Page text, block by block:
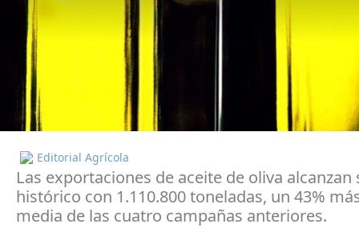
Editorial Agrícola
Las exportaciones de aceite de oliva
histórico con 1.110.800 toneladas, un 43%
media de las cuatro campañas anteriores.